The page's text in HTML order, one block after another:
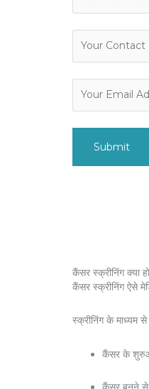
कैंसर स्क्रीनिंग क्या
कैंसर स्क्रीनिंग ऐसे
स्क्रीनिंग के माध्यम
कैंसर के